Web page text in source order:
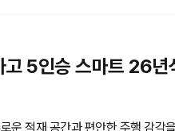
고 5인승 스마트 26년
운 적재 공간과 편안한 주행 감각